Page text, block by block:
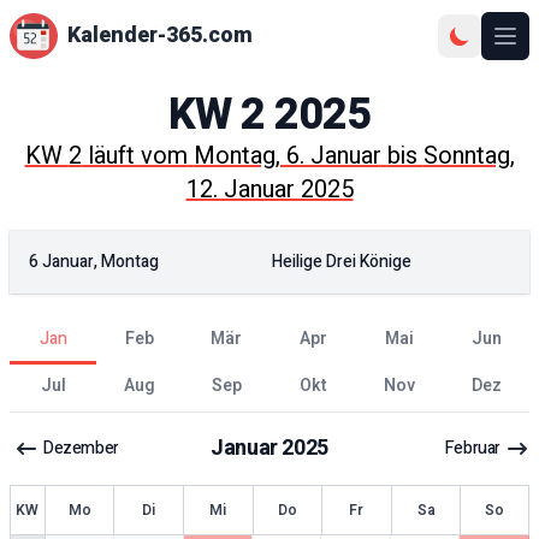
Kalender-365.com
KW22025
KW2läuft vomMontag, 6. JanuarbisSonntag,
12. Januar 2025
6 Januar, Montag Heilige Drei Könige
Jan Feb Mär Apr Mai
Jun
Jul
Aug Sep Okt Nov Dez
Dezember Januar2025 Februar
KW Mo Di Mi Do Fr Sa So